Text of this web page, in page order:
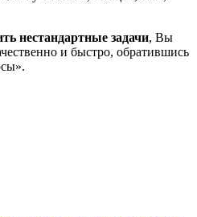
нестандартные задачи, Вы
и быстро, обратившись